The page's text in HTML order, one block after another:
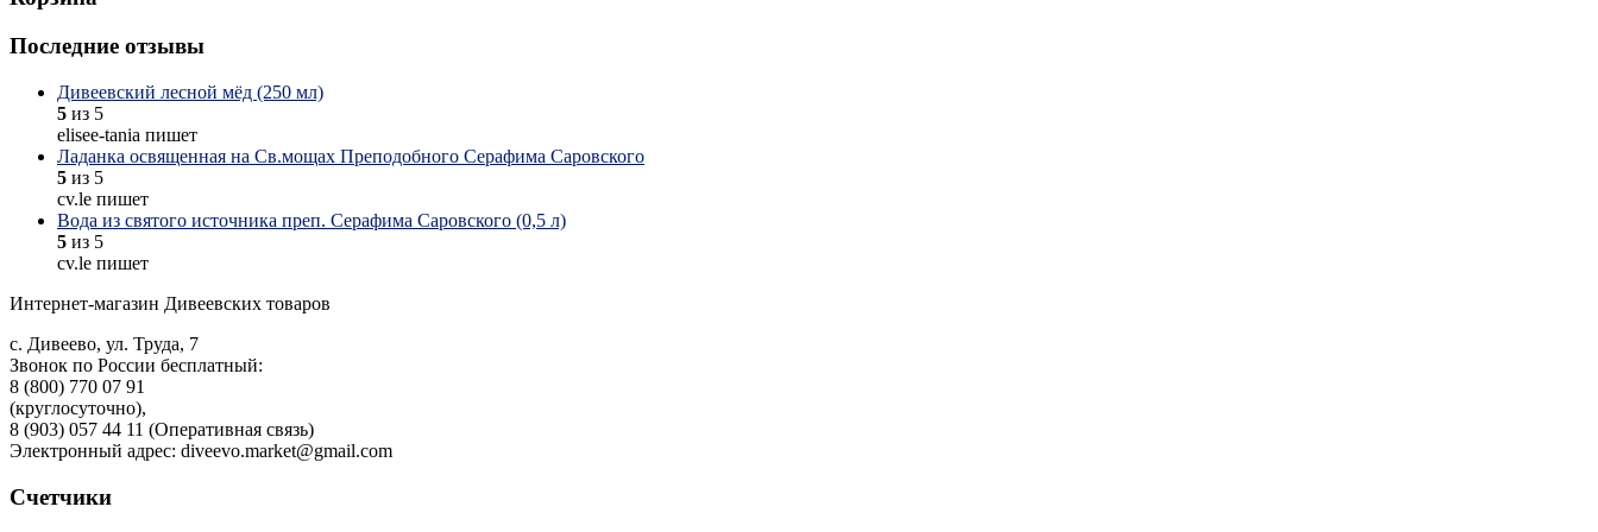
Последние отзывы
Дивеевский лесной мёд (250 мл)
5 из 5
elisee-tania пишет
Ладанка освященная на Св.мощах Преподобного Серафима Саровского
5 из 5
cv.le пишет
Вода из святого источника преп. Серафима Саровского (0,5 л)
5 из 5
cv.le пишет
Интернет-магазин Дивеевских товаров
с. Дивеево, ул. Труда, 7
Звонок по России бесплатный:
8 (800) 770 07 91
(круглосуточно),
8 (903) 057 44 11 (Оперативная связь)
Электронный адрес: diveevo.market@gmail.com
Счетчики